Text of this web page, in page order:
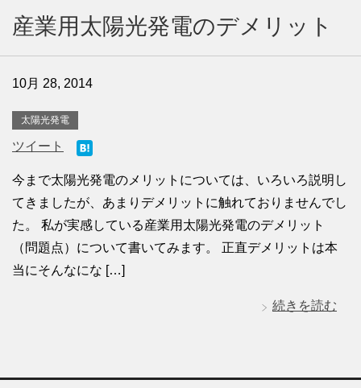
産業用太陽光発電のデメリット
10月 28, 2014
太陽光発電
ツイート
今まで太陽光発電のメリットについては、いろいろ説明し
てきましたが、あまりデメリットに触れておりませんでし
た。 私が実感している産業用太陽光発電のデメリット
（問題点）について書いてみます。 正直デメリットは本
当にそんなにな […]
続きを読む